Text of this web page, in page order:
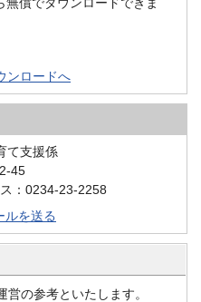
ンロードへ
支援係
45
：0234-23-2258
ルを送る
の参考といたします。